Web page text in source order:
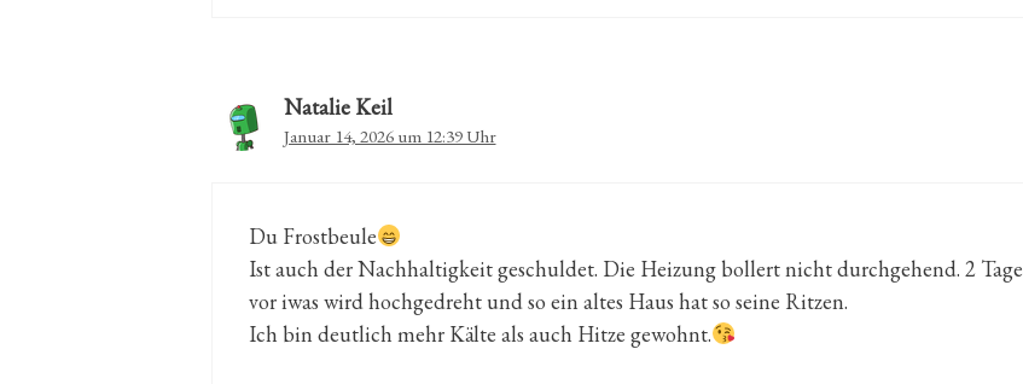
Natalie Keil
Januar 14, 2026 um 12:39 Uhr
Du Frostbeule
Ist auch der Nachhaltigkeit geschuldet. Die Heizung bollert nicht durchgehend. 2 Tage
vor iwas wird hochgedreht und so ein altes Haus hat so seine Ritzen.
Ich bin deutlich mehr Kälte als auch Hitze gewohnt.